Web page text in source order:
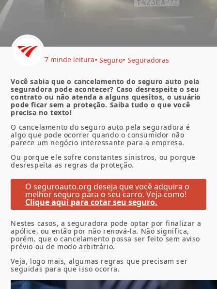
7 minde leitura Seguro Seguradoras
Você sabia que o cancelamento do seguro auto pela
seguradora pode acontecer? Caso desrespeite o seu
contrato ou não atenda a alguns quesitos, o usuário
pode ficar sem a proteção. Saiba tudo o que você
precisa no texto!
O cancelamento do seguro auto pela seguradora é
algo que pode ocorrer quando o consumidor não
parece um negócio interessante para a empresa.
Ou porque ele sofre constantes sinistros, ou porque
desrespeita as regras da proteção.
O seguroauto.org deseja que você adquira o
melhor seguro para o seu carro. Veja como!
Clique aqui para cotar seu seguro.
Nestes casos, a seguradora pode optar por finalizar a
apólice, ou então por não renová-la. Não significa,
porém, que o cancelamento possa ser feito sem aviso
prévio ou de modo arbitrário.
Veja, logo mais, algumas regras que precisam ser
seguidas para que isso ocorra.